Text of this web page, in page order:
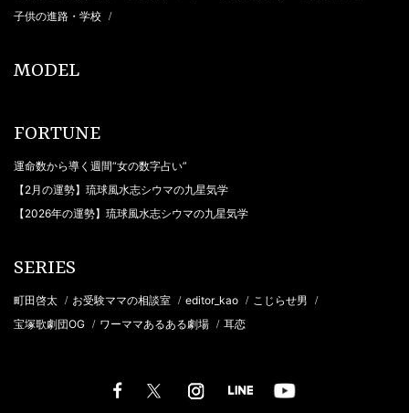
子供の進路・学校 /
MODEL
FORTUNE
運命数から導く週間“女の数字占い”
【2月の運勢】琉球風水志シウマの九星気学
【2026年の運勢】琉球風水志シウマの九星気学
SERIES
町田啓太 / お受験ママの相談室 / editor_kao / こじらせ男 /
宝塚歌劇団OG / ワーママあるある劇場 / 耳恋